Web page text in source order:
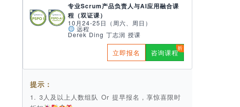
专业Scrum产品负责人与AI应用融合课
程（双证课）
10月24-25日（周六、周日）
远程
Derek Ding 丁志润 授课
立即报名 咨询课程
提示：
1. 3人及以上人数组队 Or 提早报名，享惊喜限时